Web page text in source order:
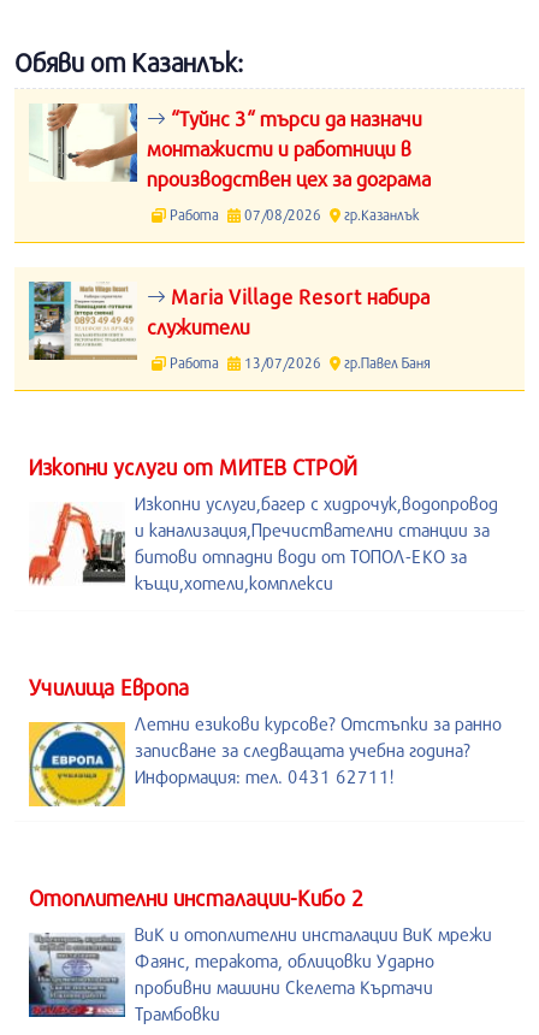
Обяви от Казанлък:
“Туйнс 3“ търси да назначи
монтажисти и работници в
производствен цех за дограма
Работа 07/08/2026 гр.Казанлък
Maria Village Resort набира
служители
Работа 13/07/2026 гр.Павел Баня
Изкопни услуги от МИТЕВ СТРОЙ
Изкопни услуги,багер с хидрочук,водопровод
и канализация,Пречиствателни станции за
битови отпадни води от ТОПОЛ-ЕКО за
къщи,хотели,комплекси
Училища Европа
Летни езикови курсове? Отстъпки за ранно
записване за следващата учебна година?
Информация: тел. 0431 62711!
Отоплителни инсталации-Кибо 2
ВиК и отоплителни инсталации ВиК мрежи
Фаянс, теракота, облицовки Ударно
пробивни машини Скелета Къртачи
Трамбовки